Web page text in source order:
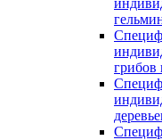
грибов